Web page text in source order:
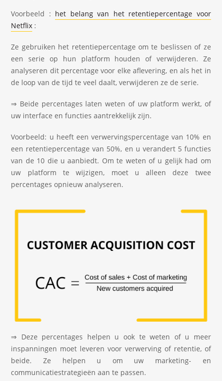
Voorbeeld : het belang van het retentiepercentage voor
Netflix :
Ze gebruiken het retentiepercentage om te beslissen of ze
een serie op hun platform houden of verwijderen. Ze
analyseren dit percentage voor elke aflevering, en als het in
de loop van de tijd te veel daalt, verwijderen ze de serie.
⇒ Beide percentages laten weten of uw platform werkt, of
uw interface en functies aantrekkelijk zijn.
Voorbeeld: u heeft een verwervingspercentage van 10% en
een retentiepercentage van 50%, en u verandert 5 functies
van de 10 die u aanbiedt. Om te weten of u gelijk had om
uw platform te wijzigen, moet u alleen deze twee
percentages opnieuw analyseren.
⇒ Deze percentages helpen u ook te weten of u meer
inspanningen moet leveren voor verwerving of retentie, of
beide. Ze helpen u om uw marketing- en
communicatiestrategieën aan te passen.